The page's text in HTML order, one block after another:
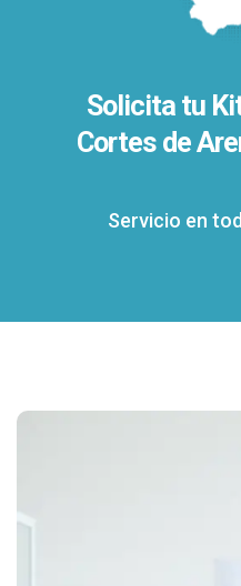
Solicita tu
Cortes de
Servicio en